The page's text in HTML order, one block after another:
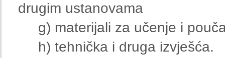
drugim ustanovama
g) materijali za učenje i
h) tehnička i druga izvješća.